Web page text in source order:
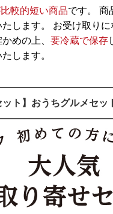
較的短い商品です。 商
します。 お受け取り
めの上、 要冷蔵で保存
します。
ット】おうちグルメセッ